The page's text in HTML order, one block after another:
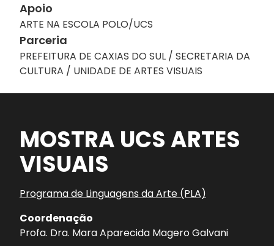
Apoio
ARTE NA ESCOLA POLO/UCS
Parceria
PREFEITURA DE CAXIAS DO SUL / SECRETARIA DA
CULTURA / UNIDADE DE ARTES VISUAIS
MOSTRA UCS ARTES
VISUAIS
Programa de Linguagens da Arte (PLA)
Coordenação
Profa. Dra. Mara Aparecida Magero Galvani